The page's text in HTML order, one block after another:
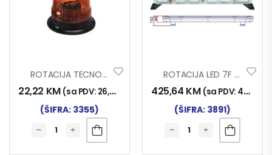
ROTACIJA TECNOPOINT 24V
22,22 KM (sa PDV: 26,00
(ŠIFRA: 3355)
ROTACIJA LED 7F 984mm ŽUTA-BIJELA
425,64 KM (sa PDV: 498,00
(ŠIFRA: 3891)